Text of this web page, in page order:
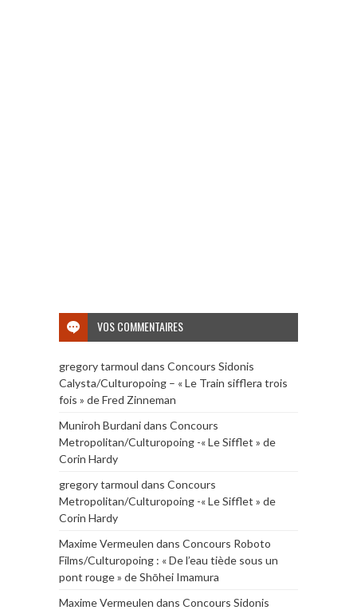
VOS COMMENTAIRES
gregory tarmoul dans Concours Sidonis
Calysta/Culturopoing – « Le Train sifflera trois
fois » de Fred Zinneman
Muniroh Burdanidans Concours
Metropolitan/Culturopoing -« Le Sifflet » de
Corin Hardy
gregory tarmoul dans Concours
Metropolitan/Culturopoing -« Le Sifflet » de
Corin Hardy
Maxime Vermeulen dans Concours Roboto
Films/Culturopoing : « De l’eau tiède sous un
pont rouge » de Shōhei Imamura
Maxime Vermeulen dans Concours Sidonis